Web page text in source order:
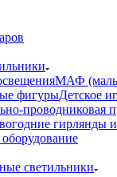
МАФ
фигурыДетское
проводниковая
гирлянды
светильники